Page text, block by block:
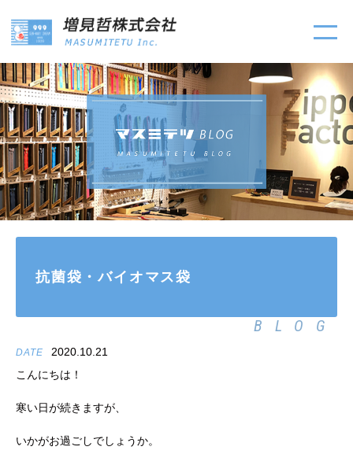
抗菌袋・バイオマス袋
BLOG
DATE
2020.10.21
こんにちは！
寒い日が続きますが、
いかがお過ごしでしょうか。